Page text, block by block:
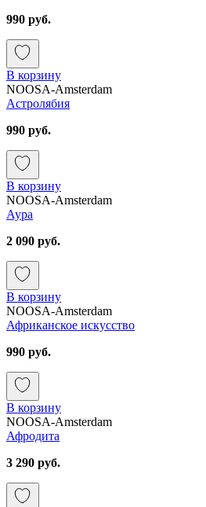
990 руб.
В корзину
NOOSA-Amsterdam
Астролябия
990 руб.
В корзину
NOOSA-Amsterdam
Аура
2 090 руб.
В корзину
NOOSA-Amsterdam
Африканское искусство
990 руб.
В корзину
NOOSA-Amsterdam
Афродита
3 290 руб.